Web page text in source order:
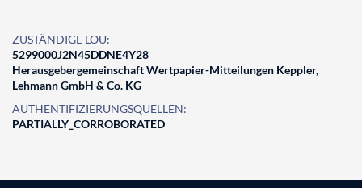
ZUSTÄNDIGE LOU:
5299000J2N45DDNE4Y28
Herausgebergemeinschaft Wertpapier-Mitteilungen Keppler,
Lehmann GmbH & Co. KG
AUTHENTIFIZIERUNGSQUELLEN:
PARTIALLY_CORROBORATED